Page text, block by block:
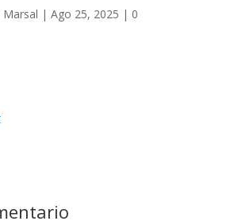
| Ago 25, 2025 | 0